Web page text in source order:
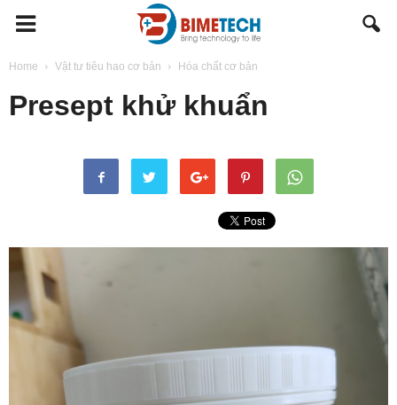
BIMETECH
Home Vật tư tiêu hao cơ bản Hóa chất cơ bản
Presept khử khuẩn